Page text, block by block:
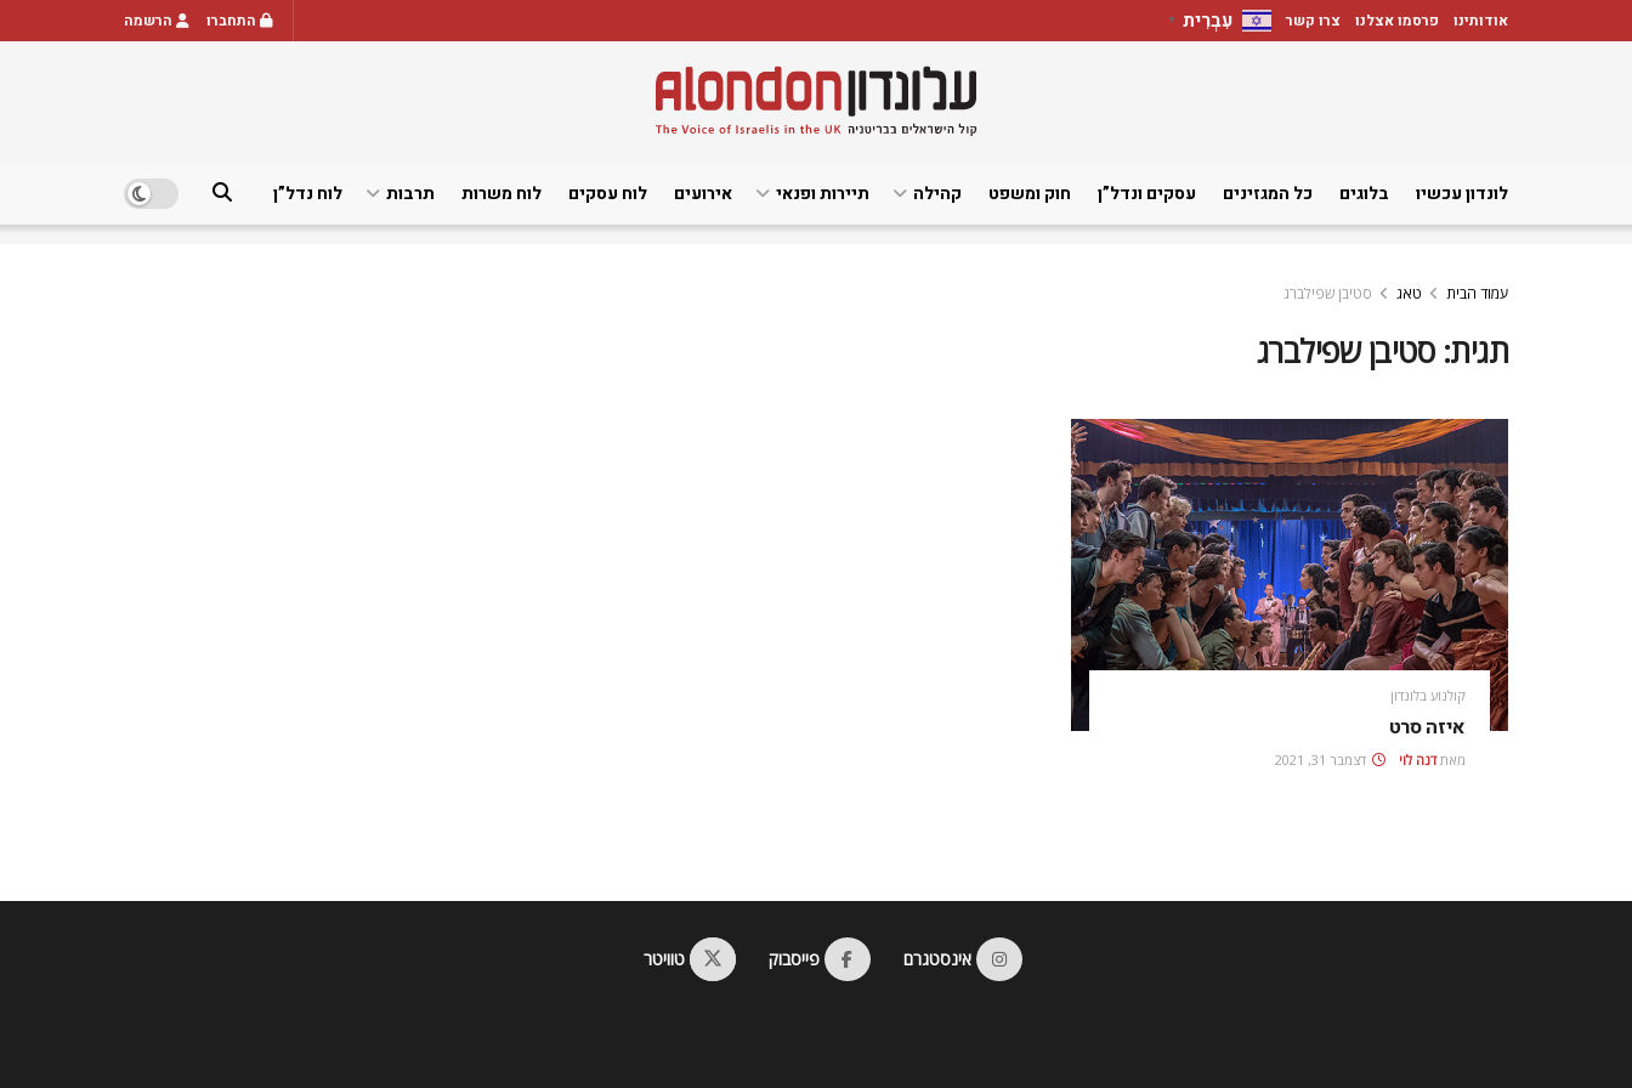
אודותינו פרסמו אצלנו צרו קשר עִבְרִית ▼ התחברו הרשמה
לונדון עכשיו בלוגים כל המגזינים עסקים ונדל”ן חוק ומשפט קהילה תיירות ופנאי אירועים לוח עסקים לוח משרות תרבות לוח נדל”ן
עמוד הבית טאג סטיבן שפילברג
תגית:סטיבן שפילברג
קולנוע בלונדון
איזה סרט
מאת דנה לוי דצמבר 31, 2021
אינסטגרם פייסבוק טוויטר